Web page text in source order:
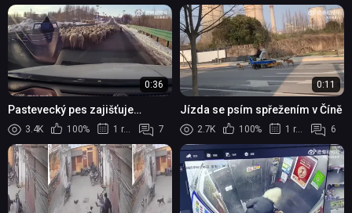
0:36
Pastevecký pes zajišťuje
plynulost dopravy
3.4K 100% 1 rok 7
0:11
Jízda se psím spřežením v Číně
2.7K 100% 1 rok 6